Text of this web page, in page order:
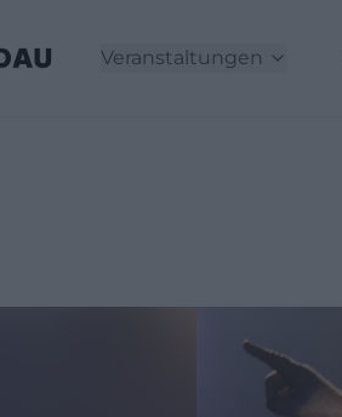
Veranstaltungen